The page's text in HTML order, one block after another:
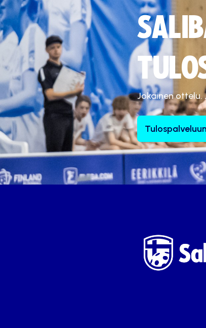
Jokainen ottelu.
Tulospalveluun